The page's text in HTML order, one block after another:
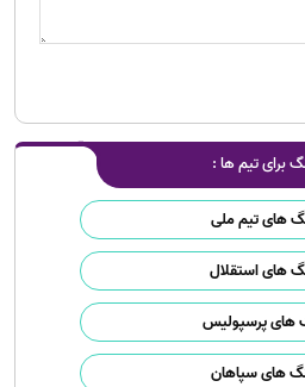
برای تیم ها :
های تیم ملی
های استقلال
های پرسپولیس
های سپاهان